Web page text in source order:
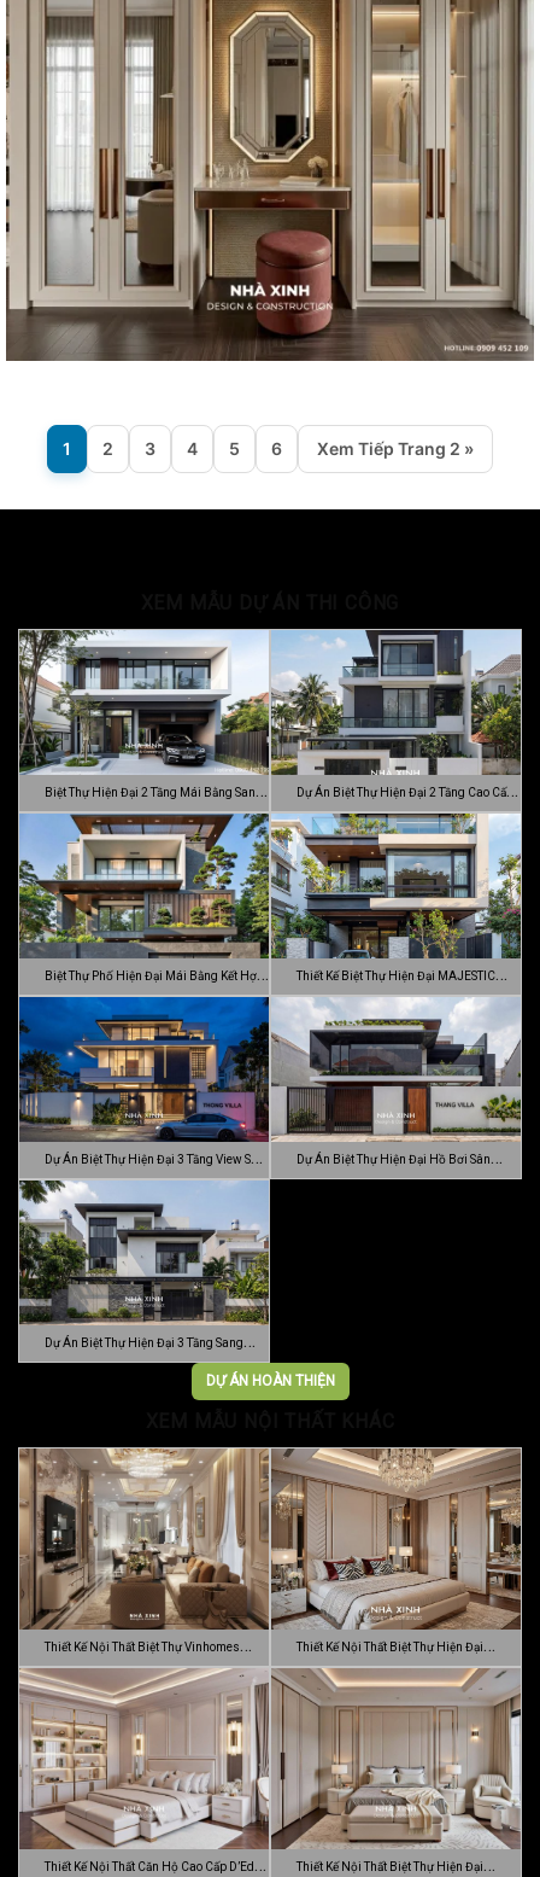
1 2 3 4 5 6 Xem Tiếp Trang 2 »
Biệt Thự Hiện Đại 2 Tầng Mái Bằng Sang Dự Án Biệt Thự Hiện Đại 2 Tầng Cao Cấp
Đ…
Biệt Thự Phố Hiện Đại Mái Bằng Kết Hợp Thiết Kế Biệt Thự Hiện Đại MAJESTIC
MODE…
Dự Án Biệt Thự Hiện Đại 3 Tầng View Sân
…
Dự Án Biệt Thự Hiện Đại Hồ Bơi Sân
Dự Án Biệt Thự Hiện Đại 3 Tầng Sang
DỰ ÁN HOÀN THIỆN
Thiết Kế Nội Thất Biệt Thự Vinhomes
Gran…
Thiết Kế Nội Thất Biệt Thự Hiện Đại
Sang…
Thiết Kế Nội Thất Căn Hộ Cao Cấp D’Edge Thiết Kế Nội Thất Biệt Thự Hiện Đại